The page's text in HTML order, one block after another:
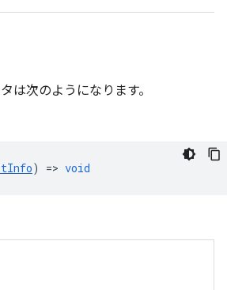
は次のようになります。
) => void